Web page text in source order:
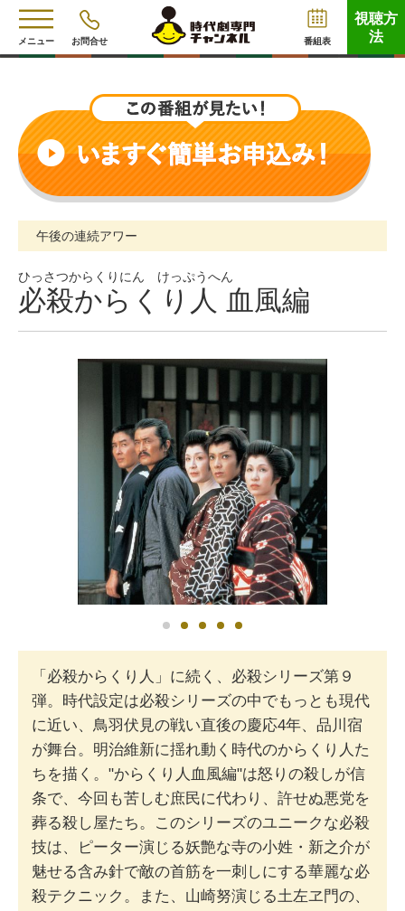
メニュー お問合せ 番組表
視聴方
法
午後の連続アワー
ひっさつからくりにん けっぷうへん
必殺からくり人 血風編
「必殺からくり人」に続く、必殺シリーズ第９
弾。時代設定は必殺シリーズの中でもっとも現代
に近い、鳥羽伏見の戦い直後の慶応4年、品川宿
が舞台。明治維新に揺れ動く時代のからくり人た
ちを描く。"からくり人血風編"は怒りの殺しが信
条で、今回も苦しむ庶民に代わり、許せぬ悪党を
葬る殺し屋たち。このシリーズのユニークな必殺
技は、ピーター演じる妖艶な寺の小姓・新之介が
魅せる含み針で敵の首筋を一刺しにする華麗な必
殺テクニック。また、山崎努演じる土左ヱ門の、